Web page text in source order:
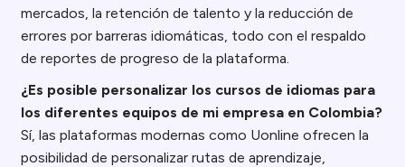
mercados, la retención de talento y la reducción de
errores por barreras idiomáticas, todo con el respaldo
de reportes de progreso de la plataforma.
¿Es posible personalizar los cursos de idiomas para
los diferentes equipos de mi empresa en Colombia?
Sí, las plataformas modernas como Uonline ofrecen la
posibilidad de personalizar rutas de aprendizaje,